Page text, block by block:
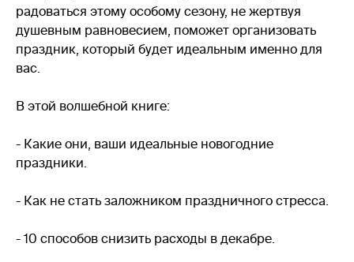
радоваться этому особому сезону, не жертвуя
душевным равновесием, поможет организовать
праздник, который будет идеальным именно для
вас.
В этой волшебной книге:
- Какие они, ваши идеальные новогодние
праздники.
- Как не стать заложником праздничного стресса.
- 10 способов снизить расходы в декабре.